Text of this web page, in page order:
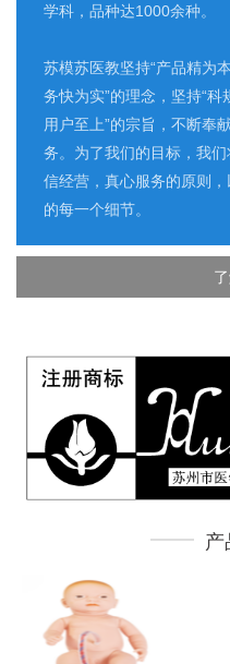
学科，品种达1000余种。
苏模苏医教坚持“产品精为
务快为实”的理念，坚持“科
用户至上”的宗旨，不断奉
务。为了我们的目标，我
信经营，真心服务的原则
的每一个细节。
产